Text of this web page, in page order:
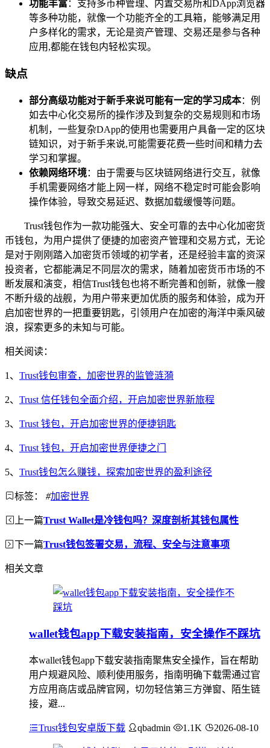
功能丰富：支持多币种管理、内置交易所和DApp浏览器
等多种功能，就像一个功能齐全的工具箱，能够满足用
户多样化的需求，无论是资产管理、交易还是参与各种
应用,都能在钱包内轻松实现。
缺点
部分高级功能对于新手来说可能有一定的学习成本：例
如去中心化交易所的操作涉及到复杂的交易规则和市场
机制，一些复杂DApp的使用也需要用户具备一定的区块
链知识，对于新手来说,可能需要花费一些时间和精力去
学习和掌握。
依赖网络环境：由于需要与区块链网络进行交互，就像
手机需要网络才能上网一样，网络不稳定时可能会影响
操作体验，导致交易延迟、数据加载缓慢等问题。
Trust钱包作为一款功能强大、安全可靠的去中心化加密货
币钱包，为用户提供了便捷的加密资产管理和交易方式，无论
是对于刚刚踏入加密货币领域的初学者，还是经验丰富的资深
投资者，它都能满足不同层次的需求，随着加密货币市场的不
断发展和演变，相信Trust钱包也将不断完善和创新，就像一艘
不断升级的战舰，为用户带来更加优质的服务和体验，成为开
启加密世界的一把重要钥匙，引领用户在加密的海洋中乘风破
浪，探索更多的未知与可能。
相关阅读：
1、 Trust钱包审查，加密世界的监管涟漪
2、 Trust 信任钱包全面介绍，开启加密世界新旅程
3、 Trust 钱包，开启加密世界的便捷钥匙
4、 Trust 钱包，开启加密世界便捷之门
5、 Trust钱包怎么赚钱，探索加密世界的盈利途径
标签： #加密世界
上一篇Trust Wallet是冷钱包吗？深度剖析其钱包属性
下一篇Trust钱包签署交易，流程、安全与注意事项
相关文章
wallet钱包app下载安装指南，安全操作不踩坑
本wallet钱包app下载安装指南聚焦安全操作，旨在帮助
用户规避风险、顺利使用服务，指南明确下载需通过官
方应用商店或品牌官网，切勿轻信第三方弹窗、陌生链
接，避...
Trust钱包安卓版下载 qbadmin 1.1K 2026-08-10